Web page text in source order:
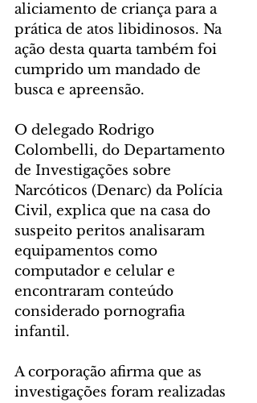
aliciamento de criança para a
prática de atos libidinosos. Na
ação desta quarta também foi
cumprido um mandado de
busca e apreensão.
O delegado Rodrigo
Colombelli, do Departamento
de Investigações sobre
Narcóticos (Denarc) da Polícia
Civil, explica que na casa do
suspeito peritos analisaram
equipamentos como
computador e celular e
encontraram conteúdo
considerado pornografia
infantil.
A corporação afirma que as
investigações foram realizadas